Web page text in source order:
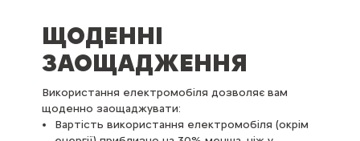
ЩОДЕННІ
ЗАОЩАДЖЕННЯ
Використання електромобіля дозволяє вам
щоденно заощаджувати:
Вартість використання електромобіля (окрім